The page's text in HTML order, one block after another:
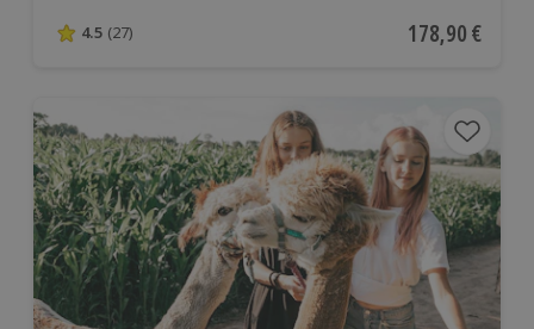
4.5 von 5 Sternen basierend auf 27 Bewertungen
4.5 (27) Aktueller Preis
178,90 €